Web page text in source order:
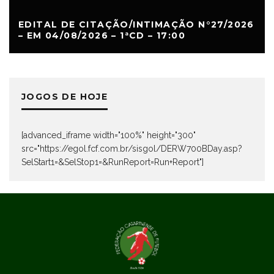
EDITAL DE CITAÇÃO/INTIMAÇÃO N°27/2026
– EM 04/08/2026 – 1ªCD – 17:00
JOGOS DE HOJE
[advanced_iframe width="100%" height="300"
src="https://egol.fcf.com.br/sisgol/DERW700BDay.asp?
SelStart1=&SelStop1=&RunReport=Run+Report"]